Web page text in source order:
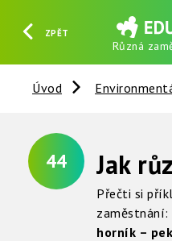
ZPĚT
Různá
HLEDAT
Úvod
44
Přečti si
zaměstnání:
horník –